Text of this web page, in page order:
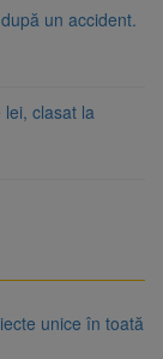
un accident.
clasat la
unice în toată